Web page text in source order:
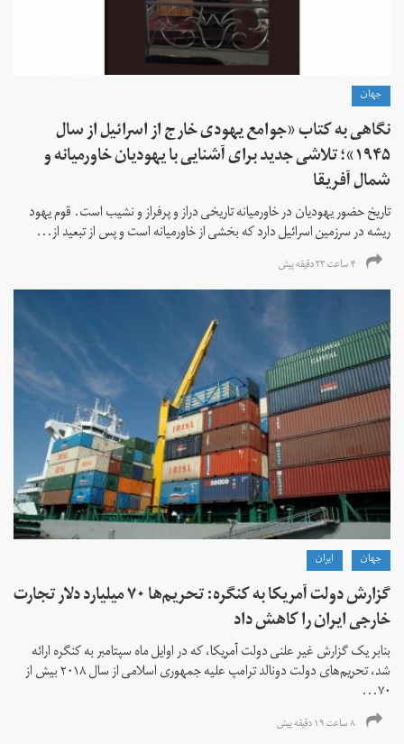
جهان
نگاهی به کتاب «جوامع یهودی خارج از اسرائیل از سال
۱۹۴۵»؛ تلاشی جدید برای آشنایی با یهودیان خاورمیانه و
شمال آفریقا
تاریخ حضور یهودیان در خاورمیانه تاریخی دراز و پرفراز و نشیب است. قوم یهود
ریشه در سرزمین اسرائیل دارد که بخشی از خاورمیانه است و پس از تبعید از...
۴ ساعت ۲۳ دقیقه پیش
جهان ايران
گزارش دولت آمریکا به کنگره: تحریم‌ها ۷۰ میلیارد دلار تجارت
خارجی ایران را کاهش داد
بنابر یک گزارش غیر علنی دولت آمریکا، که در اوایل ماه سپتامبر به کنگره ارائه
شد، تحریم‌های دولت دونالد ترامپ علیه جمهوری اسلامی از سال ۲۰۱۸ بیش از
۷۰...
۸ ساعت ۱۹ دقیقه پیش